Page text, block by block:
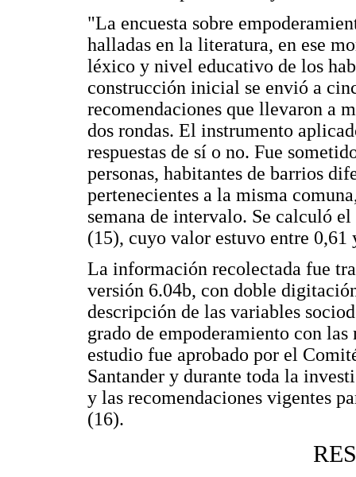
"La encuesta sobre
halladas en la literatura, en ese
léxico y nivel educativo de los
construcción inicial se envió a
recomendaciones que llevaron a
dos rondas. El instrumento
respuestas de sí o no. Fue
personas, habitantes de barrios
pertenecientes a la misma
semana de intervalo. Se calculó
(15), cuyo valor estuvo entre 0,61
La información recolectada fue
versión 6.04b, con doble
descripción de las variables
grado de empoderamiento con
estudio fue aprobado por el
Santander y durante toda la
y las recomendaciones vigentes
(16).